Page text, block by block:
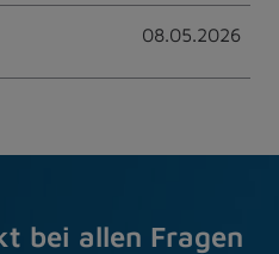
08.05.2026
bei allen Fragen